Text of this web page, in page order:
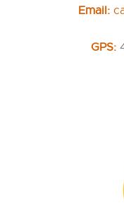
Email:
GPS: